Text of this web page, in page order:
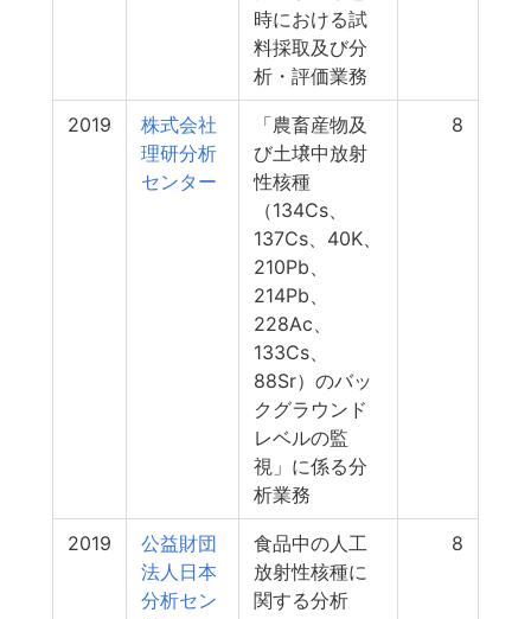
時における試
料採取及び分
析・評価業務
2019
株式会社
理研分析
センター
「農畜産物及
び土壌中放射
性核種
（134Cs、
137Cs、40K、
210Pb、
214Pb、
228Ac、
133Cs、
88Sr）のバッ
クグラウンド
レベルの監
視」に係る分
析業務
8
2019
公益財団
法人日本
分析セン
食品中の人工
放射性核種に
関する分析
8